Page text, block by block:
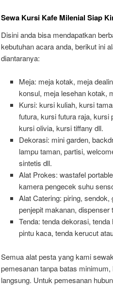
Sewa Kursi Kafe Milenial Siap
Disini anda bisa mendapatkan
kebutuhan acara anda, berikut ini
diantaranya:
Meja: meja kotak, meja
konsul, meja lesehan kotak,
Kursi: kursi kuliah, kursi
futura, kursi futura raja,
kursi olivia, kursi tiffany dll.
Dekorasi: mini garden,
lampu taman, partisi,
sintetis dll.
Alat Prokes: wastafel
kamera pengecek suhu
Alat Catering: piring,
penjepit makanan, dispenser
Tenda: tenda dekorasi,
pintu kaca, tenda kerucut
Semua alat pesta yang kami
pemesanan tanpa batas
langsung. Untuk pemesanan